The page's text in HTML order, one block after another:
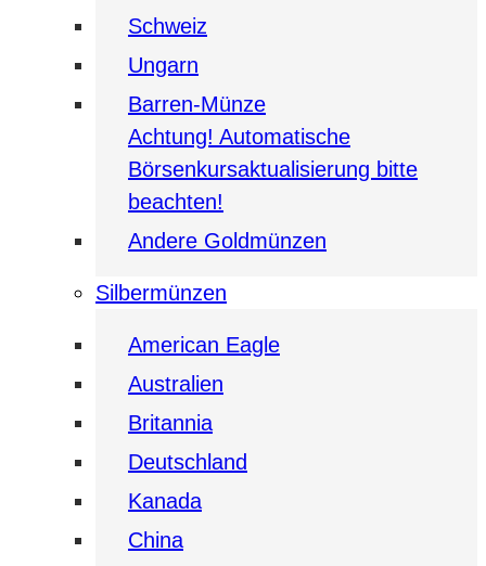
Schweiz
Ungarn
Barren-Münze
Achtung! Automatische
Börsenkursaktualisierung bitte
beachten!
Andere Goldmünzen
Silbermünzen
American Eagle
Australien
Britannia
Deutschland
Kanada
China